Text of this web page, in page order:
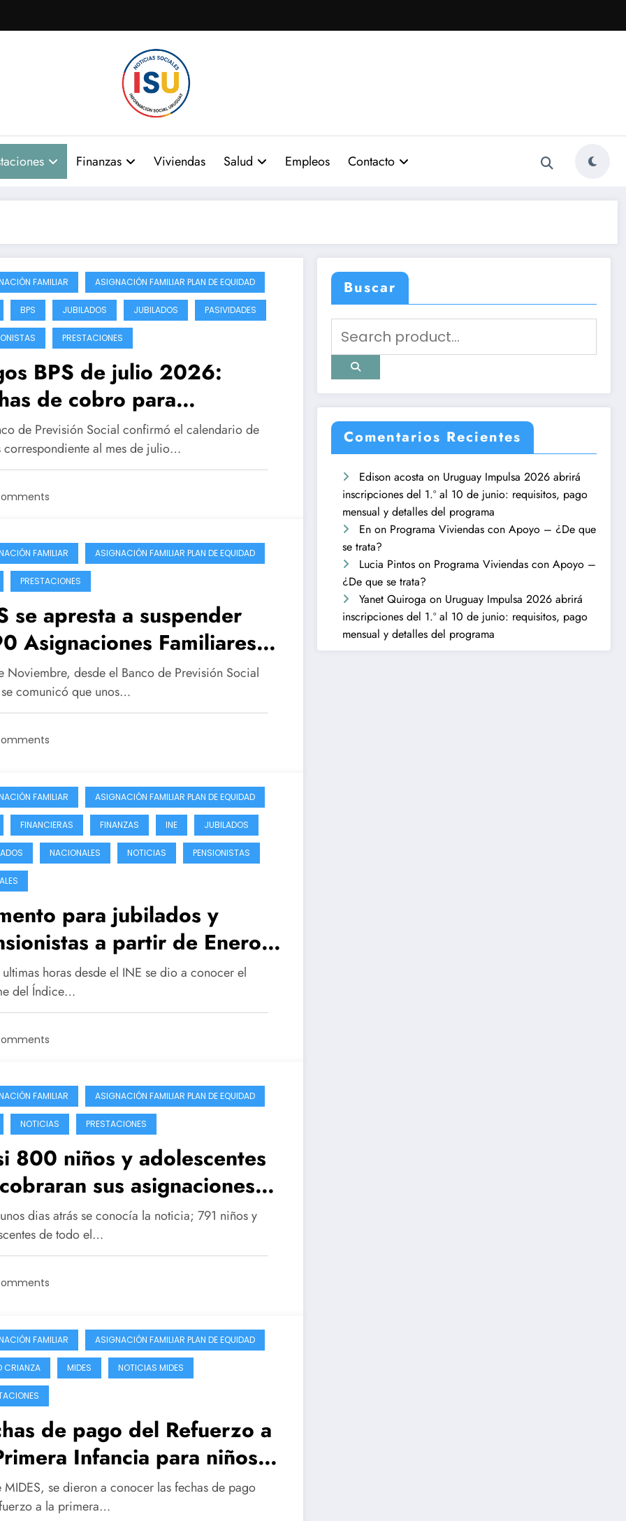
Finanzas Viviendas Salud Empleos Contacto
FAMILIAR ASIGNACIÓN FAMILIAR PLAN DE EQUIDAD
BPS JUBILADOS JUBILADOS PASIVIDADES
PRESTACIONES
BPS de julio 2026:
de cobro para
pensiones y
familiares
de Previsión Social confirmó el calendario de
correspondiente al mes de julio…
FAMILIAR ASIGNACIÓN FAMILIAR PLAN DE EQUIDAD
PRESTACIONES
se apresta a suspender
Asignaciones Familiares
del 2023
Noviembre, desde el Banco de Previsión Social
comunicó que unos…
FAMILIAR ASIGNACIÓN FAMILIAR PLAN DE EQUIDAD
FINANCIERAS FINANZAS INE JUBILADOS
NACIONALES NOTICIAS PENSIONISTAS
para jubilados y
a partir de Enero
se dejara sin efecto el
ultimas horas desde el INE se dio a conocer el
del Índice…
FAMILIAR ASIGNACIÓN FAMILIAR PLAN DE EQUIDAD
NOTICIAS PRESTACIONES
800 niños y adolescentes
sus asignaciones
en Diciembre
dias atrás se conocía la noticia; 791 niños y
de todo el…
FAMILIAR ASIGNACIÓN FAMILIAR PLAN DE EQUIDAD
CRIANZA MIDES NOTICIAS MIDES
de pago del Refuerzo a
Infancia para niños
a 6 y embarazadas
MIDES, se dieron a conocer las fechas de pago
a la primera…
Buscar
Comentarios Recientes
Edison acosta on Uruguay Impulsa 2026 abrirá
inscripciones del 1.º al 10 de junio: requisitos, pago
mensual y detalles del programa
En on Programa Viviendas con Apoyo – ¿De que
se trata?
Lucia Pintos on Programa Viviendas con Apoyo –
¿De que se trata?
Yanet Quiroga on Uruguay Impulsa 2026 abrirá
inscripciones del 1.º al 10 de junio: requisitos, pago
mensual y detalles del programa